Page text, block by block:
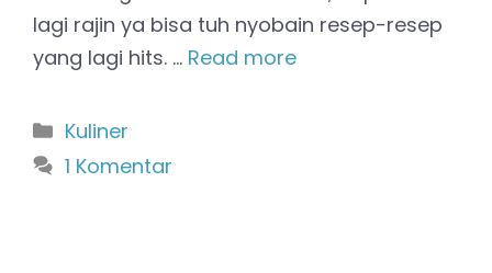
lagi rajin ya bisa tuh nyobain resep-resep
yang lagi hits. … Read more
Kategori
Kuliner
1 Komentar